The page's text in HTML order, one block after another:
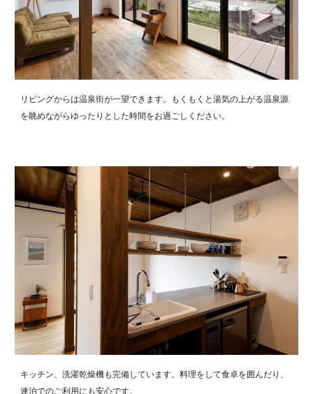
リビングからは温泉街が一望できます。もくもくと湯気の上がる温泉源
を眺めながらゆったりとした時間をお過ごしください。
キッチン、洗濯乾燥機も完備しています。料理をして食卓を囲んだり、
連泊でのご利用にも安心です。